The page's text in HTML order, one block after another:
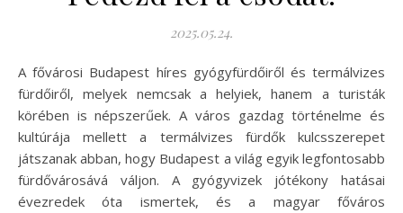
2025.05.24.
A fővárosi Budapest híres gyógyfürdőiről és termálvizes
fürdőiről, melyek nemcsak a helyiek, hanem a turisták
körében is népszerűek. A város gazdag történelme és
kultúrája mellett a termálvizes fürdők kulcsszerepet
játszanak abban, hogy Budapest a világ egyik legfontosabb
fürdővárosává váljon. A gyógyvizek jótékony hatásai
évezredek óta ismertek, és a magyar főváros